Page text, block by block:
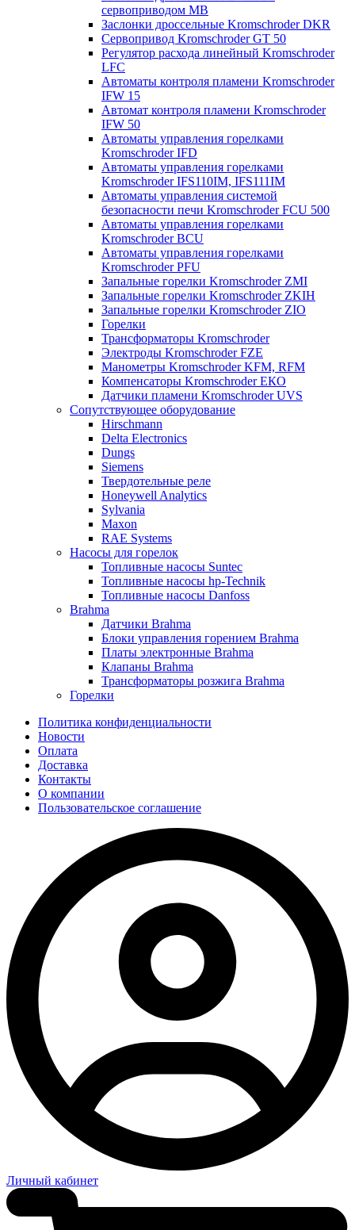
сервоприводом МВ
Заслонки дроссельные Kromschroder DKR
Cервопривод Kromschroder GT 50
Регулятор расхода линейный Kromschroder
LFC
Автоматы контроля пламени Kromschroder
IFW 15
Автомат контроля пламени Kromschroder
IFW 50
Автоматы управления горелками
Kromschroder IFD
Автоматы управления горелками
Kromschroder IFS110IM, IFS111IM
Автоматы управления системой
безопасности печи Kromschroder FCU 500
Автоматы управления горелками
Kromschroder BCU
Автоматы управления горелками
Kromschroder PFU
Запальные горелки Kromschroder ZМI
Запальные горелки Kromschroder ZKIH
Запальные горелки Kromschroder ZIO
Горелки
Трансформаторы Kromschroder
Электроды Kromschroder FZE
Манометры Kromschroder KFM, RFM
Компенсаторы Kromschroder ЕКО
Датчики пламени Kromschroder UVS
Сопутствующее оборудование
Hirschmann
Delta Electronics
Dungs
Siemens
Твердотельные реле
Honeywell Analytics
Sylvania
Maxon
RAE Systems
Насосы для горелок
Топливные насосы Suntec
Топливные насосы hp-Technik
Топливные насосы Danfoss
Brahma
Датчики Brahma
Блоки управления горением Brahma
Платы электронные Brahma
Клапаны Brahma
Трансформаторы розжига Brahma
Горелки
Политика конфиденциальности
Новости
Оплата
Доставка
Контакты
О компании
Пользовательское соглашение
Личный кабинет